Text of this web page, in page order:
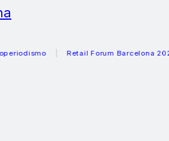
Retail Forum Barcelona 2026